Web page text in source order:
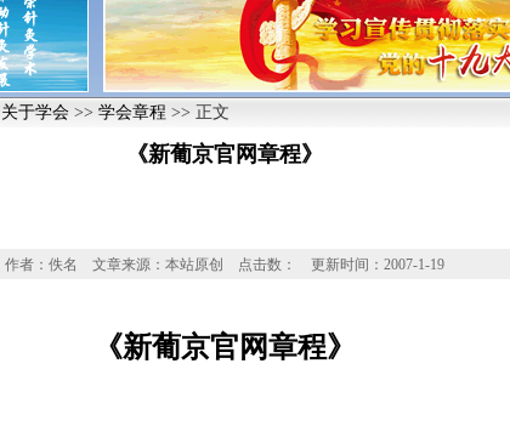
关于学会 >> 学会章程 >> 正文
《新葡京官网章程》
作者：佚名 文章来源：本站原创 点击数： 更新时间：2007-1-19
《新葡京官网章程》